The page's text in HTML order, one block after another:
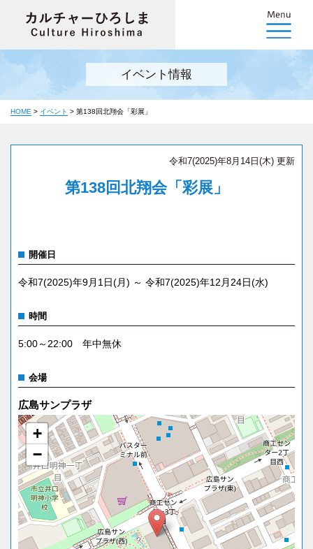
イベント情報
HOME > イベント > 第138回北翔会「彩展」
令和7(2025)年8月14日(木) 更新
第138回北翔会「彩展」
開催日
令和7(2025)年9月1日(月) ～ 令和7(2025)年12月24日(水)
時間
5:00～22:00 年中無休
会場
広島サンプラザ
+
−